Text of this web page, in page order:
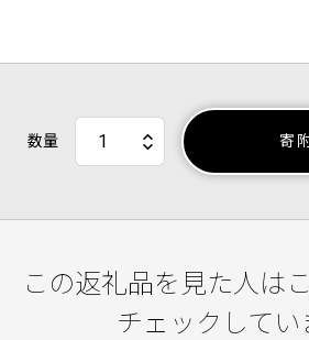
数量 寄
この返礼品を見た人は
チェックしてい